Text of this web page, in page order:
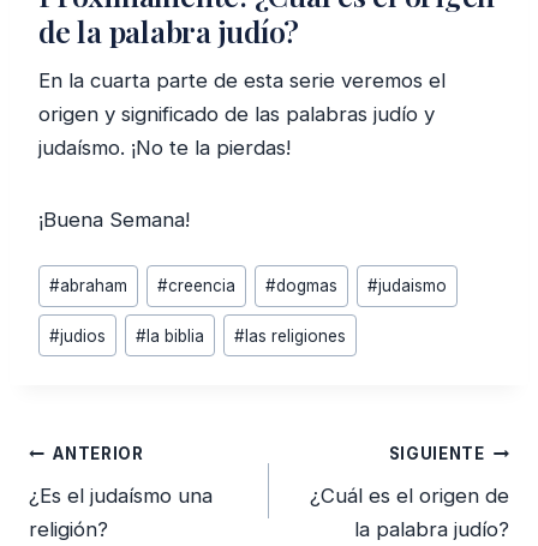
de la palabra judío?
En la cuarta parte de esta serie veremos el
origen y significado de las palabras judío y
judaísmo. ¡No te la pierdas!
¡Buena Semana!
Etiquetas
de
la
#abraham #creencia #dogmas #judaismo
#judios #la biblia #las religiones
Navegación
de
entradas
ANTERIOR
¿Es el judaísmo una
religión?
SIGUIENTE
¿Cuál es el origen de
la palabra judío?